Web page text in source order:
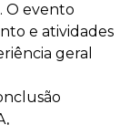
O evento
e atividades
geral